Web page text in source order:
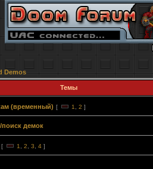
Demos
Темы
(временный) [ 1 2 ]
демок
[ 1 2 3 4 ]